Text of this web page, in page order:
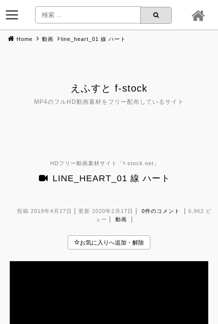
Home 動画 line_heart_01 線 ハート
えふすと f-stock
MP4のフルHD動画素材をフリー配布しているサイト
HDフリー動画素材サイト「f-stock.net 」
LINE_HEART_01 線 ハート
投稿 2018年4月27日 | 更新 2020年2月17日 | 0件のコメント | 6,962 ビ
ュー | 動画 |